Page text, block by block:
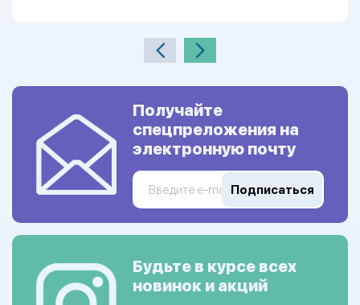
Получайте
спецпреложения на
электронную почту
Подписаться
Будьте в курсе всех
новинок и акций